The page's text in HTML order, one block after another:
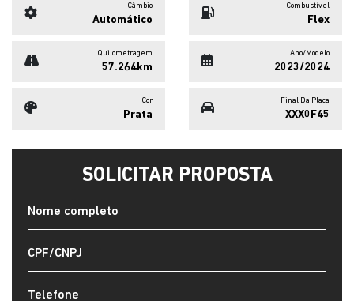
Câmbio
Automático
Combustível
Flex
Quilometragem
57.264km
Ano/Modelo
2023/2024
Cor
Prata
Final Da Placa
XXX0F45
SOLICITAR PROPOSTA